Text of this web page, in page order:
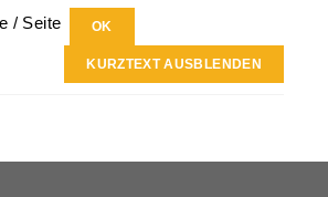
/ Seite
KURZTEXT AUSBLENDEN